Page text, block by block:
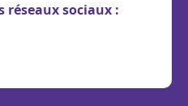
réseaux sociaux :